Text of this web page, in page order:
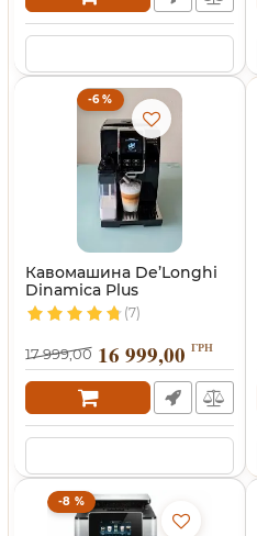
-6 %
Кавомашина De’Longhi
Dinamica Plus
(7)
17 999,00 16 999,00 ГРН
-8 %